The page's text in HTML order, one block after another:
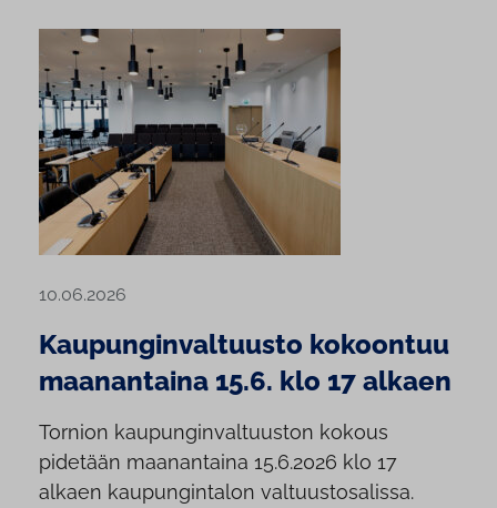
10.06.2026
Kaupunginvaltuusto kokoontuu
maanantaina 15.6. klo 17 alkaen
Tornion kaupunginvaltuuston kokous
pidetään maanantaina 15.6.2026 klo 17
alkaen kaupungintalon valtuustosalissa.